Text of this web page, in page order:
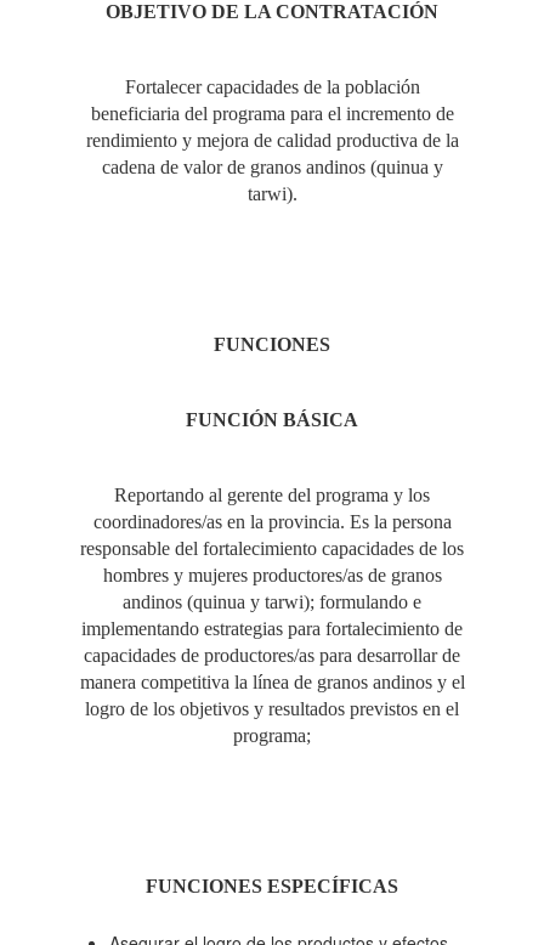
OBJETIVO DE LA CONTRATACIÓN
Fortalecer capacidades de la población
beneficiaria del programa para el incremento de
rendimiento y mejora de calidad productiva de la
cadena de valor de granos andinos (quinua y
tarwi).
FUNCIONES
FUNCIÓN BÁSICA
Reportando al gerente del programa y los
coordinadores/as en la provincia. Es la persona
responsable del fortalecimiento capacidades de los
hombres y mujeres productores/as de granos
andinos (quinua y tarwi); formulando e
implementando estrategias para fortalecimiento de
capacidades de productores/as para desarrollar de
manera competitiva la línea de granos andinos y el
logro de los objetivos y resultados previstos en el
programa;
FUNCIONES ESPECÍFICAS